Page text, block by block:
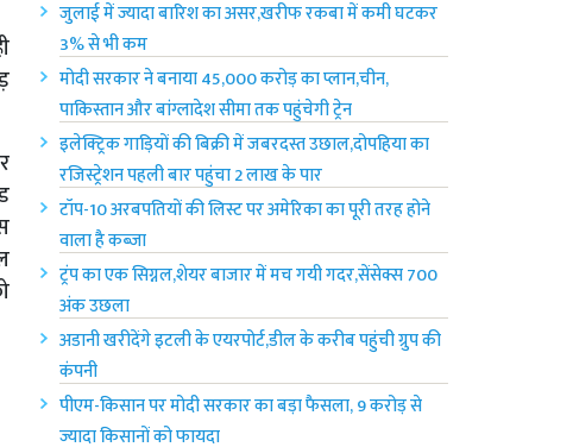
जुलाई में ज्यादा बारिश का असर,खरीफ रकबा में कमी घटकर
3% से भी कम
मोदी सरकार ने बनाया 45,000 करोड़ का प्लान,चीन,
पाकिस्तान और बांग्लादेश सीमा तक पहुंचेगी ट्रेन
इलेक्ट्रिक गाड़ियों की बिक्री में जबरदस्त उछाल,दोपहिया का
रजिस्ट्रेशन पहली बार पहुंचा 2 लाख के पार
टॉप-10 अरबपतियों की लिस्ट पर अमेरिका‌ का पूरी तरह होने
वाला है कब्जा
ट्रंप का एक सिग्नल,शेयर बाजार में मच गयी गदर,सेंसेक्स 700
अंक उछला
अडानी खरीदेंगे इटली के एयरपोर्ट,डील के करीब पहुंची ग्रुप की
कंपनी
पीएम-किसान पर मोदी सरकार का बड़ा फैसला, 9 करोड़ से
ज्यादा किसानों को फायदा